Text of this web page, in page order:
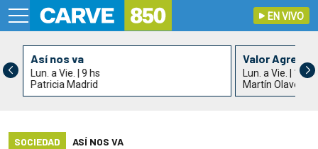
EN VIVO
Así nos va
Lun. a Vie. | 9 hs
Patricia Madrid
Valor
Lun. a Vie. | 11 hs
Martín Olaverry
SOCIEDAD ASÍ NOS VA